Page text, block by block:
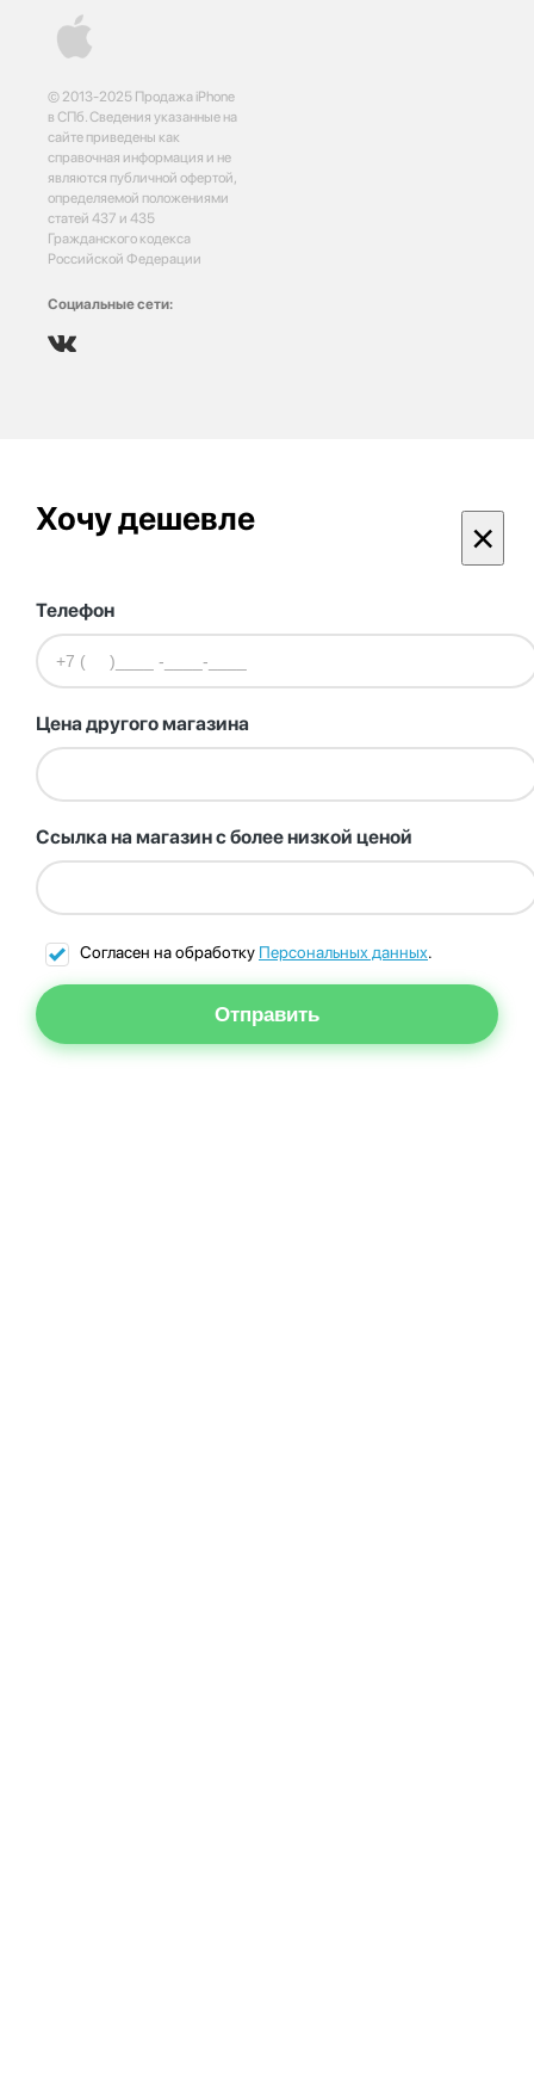
© 2013-2025 Продажа iPhone
в СПб. Сведения указанные на
сайте приведены как
справочная информация и не
являются публичной офертой,
определяемой положениями
статей 437 и 435
Гражданского кодекса
Российской Федерации
Социальные сети:
Хочу дешевле ×
Телефон
Цена другого магазина
Ссылка на магазин с более низкой ценой
Согласен на обработку Персональных данных.
Отправить